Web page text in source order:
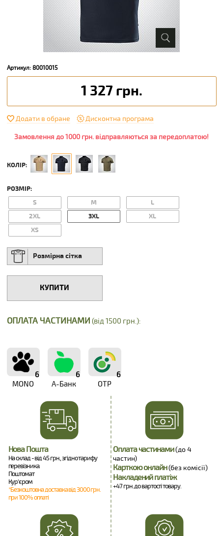
Артикул: 80010015
1 327 грн.
Додати в обране Дисконтна програма
Замовлення до 1000 грн. відправляються за передоплатою!
КОЛІР:
РОЗМІР:
S
M
L
2XL
3XL
XL
XS
Розмірна сітка
КУПИТИ
ОПЛАТА ЧАСТИНАМИ (від 1500 грн.):
6
MONO
6
А-Банк
6
OTP
Нова Пошта
На склад - від 45 грн., згідно тарифу
перевізника.
Поштомат
Кур'єром
*Безкоштовна доставка від 3000 грн.
при 100% оплаті
Оплата частинами(до 4
частин)
Карткою онлайн(без комісії)
Накладений платіж
+47 грн. до вартості товару.